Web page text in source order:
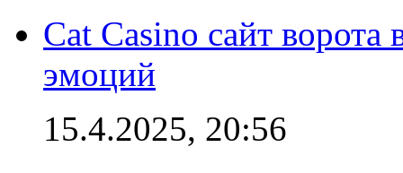
Cat Casino сайт
эмоций
15.4.2025, 20:56